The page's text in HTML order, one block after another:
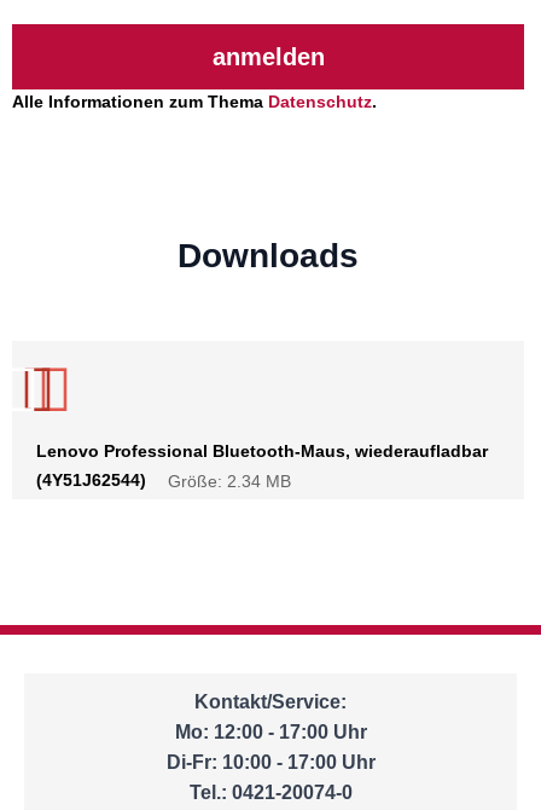
anmelden
Alle Informationen zum Thema Datenschutz.
Downloads
Lenovo Professional Bluetooth-Maus, wiederaufladbar
(4Y51J62544)
Größe: 2.34 MB
Kontakt/Service:
Mo: 12:00 - 17:00 Uhr
Di-Fr: 10:00 - 17:00 Uhr
Tel.: 0421-20074-0